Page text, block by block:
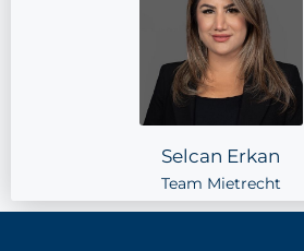
Selcan Erkan
Team Mietrecht